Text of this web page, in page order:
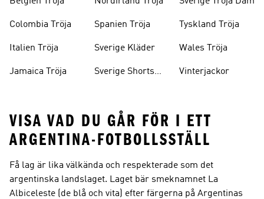
Colombia Tröja
Italien Tröja
Jamaica Tröja
Spanien Tröja
Sverige Kläder
Sverige Shorts
Tyskland Tröja
Wales Tröja
Vinterjackor
VISA VAD DU GÅR FÖR I ETT
ARGENTINA-FOTBOLLSSTÄLL
Få lag är lika välkända och respekterade som det
argentinska landslaget. Laget bär smeknamnet La
Albiceleste (de blå och vita) efter färgerna på Argentinas